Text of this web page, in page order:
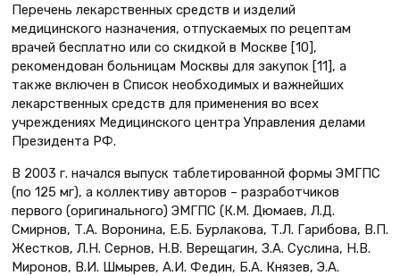
Перечень лекарственных средств и изделий
медицинского назначения, отпускаемых по рецептам
врачей бесплатно или со скидкой в Москве [10],
рекомендован больницам Москвы для закупок [11], а
также включен в Список необходимых и важнейших
лекарственных средств для применения во всех
учреждениях Медицинского центра Управления делами
Президента РФ.
В 2003 г. начался выпуск таблетированной формы ЭМГПС
(по 125 мг), а коллективу авторов – разработчиков
первого (оригинального) ЭМГПС (К.М. Дюмаев, Л.Д.
Смирнов, Т.А. Воронина, Е.Б. Бурлакова, Т.Л. Гарибова, В.П.
Жестков, Л.Н. Сернов, Н.В. Верещагин, З.А. Суслина, Н.В.
Миронов, В.И. Шмырев, А.И. Федин, Б.А. Князев, Э.А.